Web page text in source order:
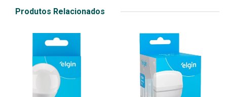
Produtos Relacionados